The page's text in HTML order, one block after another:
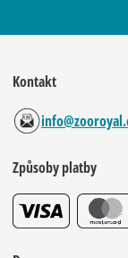
Kontakt
Způsoby platby